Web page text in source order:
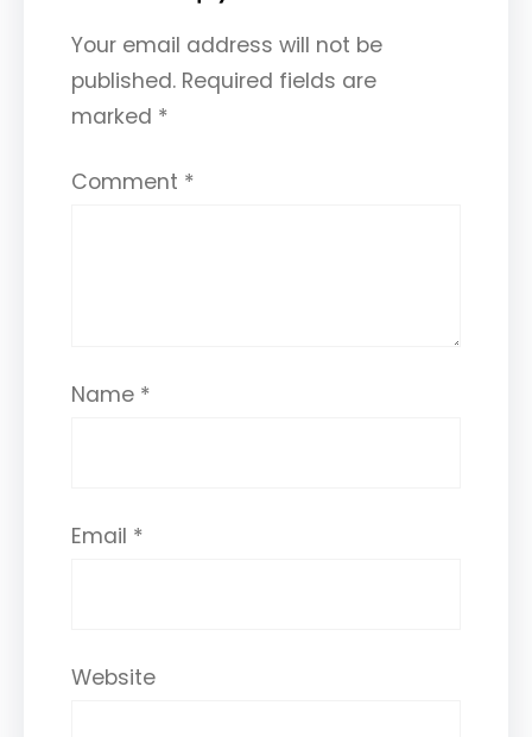
Your email address will not be
published. Required fields are
marked *
Comment *
Name *
Email *
Website